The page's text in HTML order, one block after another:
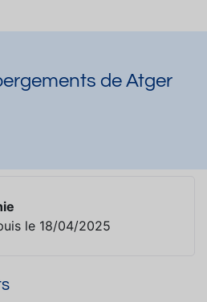
de Atger
le 18/04/2025